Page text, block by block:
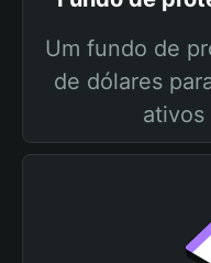
Um fundo de
de dólares
ativos